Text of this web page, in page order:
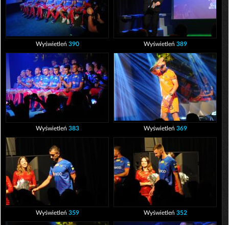
Wyświetleń 390 Wyświetleń 389
Wyświetleń 383 Wyświetleń 369
Wyświetleń 359 Wyświetleń 352